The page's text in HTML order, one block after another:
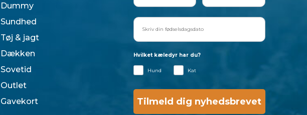
Dummy
Sundhed
Tøj & jagt
Dækken
Sovetid
Outlet
Gavekort
Hvilket kæledyr har du?
Hund Kat
Tilmeld dig nyhedsbrevet